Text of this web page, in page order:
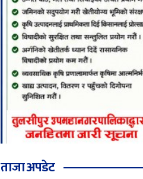
ताजा अपडेट